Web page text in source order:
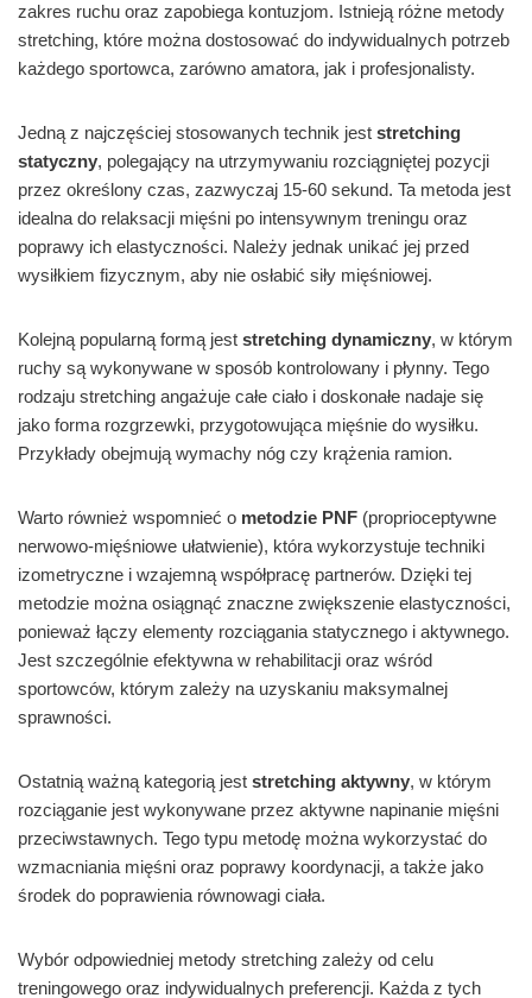
zakres ruchu oraz zapobiega kontuzjom. Istnieją różne metody
stretching, które można dostosować do indywidualnych potrzeb
każdego sportowca, zarówno amatora, jak i profesjonalisty.
Jedną z najczęściej stosowanych technik jest stretching
statyczny, polegający na utrzymywaniu rozciągniętej pozycji
przez określony czas, zazwyczaj 15-60 sekund. Ta metoda jest
idealna do relaksacji mięśni po intensywnym treningu oraz
poprawy ich elastyczności. Należy jednak unikać jej przed
wysiłkiem fizycznym, aby nie osłabić siły mięśniowej.
Kolejną popularną formą jest stretching dynamiczny, w którym
ruchy są wykonywane w sposób kontrolowany i płynny. Tego
rodzaju stretching angażuje całe ciało i doskonałe nadaje się
jako forma rozgrzewki, przygotowująca mięśnie do wysiłku.
Przykłady obejmują wymachy nóg czy krążenia ramion.
Warto również wspomnieć o metodzie PNF (proprioceptywne
nerwowo-mięśniowe ułatwienie), która wykorzystuje techniki
izometryczne i wzajemną współpracę partnerów. Dzięki tej
metodzie można osiągnąć znaczne zwiększenie elastyczności,
ponieważ łączy elementy rozciągania statycznego i aktywnego.
Jest szczególnie efektywna w rehabilitacji oraz wśród
sportowców, którym zależy na uzyskaniu maksymalnej
sprawności.
Ostatnią ważną kategorią jest stretching aktywny, w którym
rozciąganie jest wykonywane przez aktywne napinanie mięśni
przeciwstawnych. Tego typu metodę można wykorzystać do
wzmacniania mięśni oraz poprawy koordynacji, a także jako
środek do poprawienia równowagi ciała.
Wybór odpowiedniej metody stretching zależy od celu
treningowego oraz indywidualnych preferencji. Każda z tych